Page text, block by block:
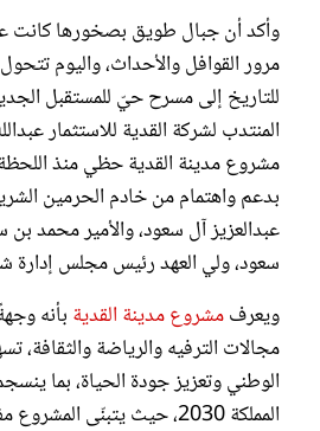
وأكد أن جبال طويق بصخورها كانت
مرور القوافل والأحداث، واليوم
للتاريخ إلى مسرح حيّ للمستقبل
المنتدب لشركة القدية للاستثمار
مشروع مدينة القدية حظي منذ اللحظة
بدعم واهتمام من خادم الحرمين
عبدالعزيز آل سعود، والأمير محمد بن
سعود، ولي العهد رئيس مجلس إدارة
ويعرفمشروع مدينة القدية بأنه
مجالات الترفيه والرياضة والثقافة،
الوطني وتعزيز جودة الحياة، بما
المملكة 2030، حيث يتبنّى